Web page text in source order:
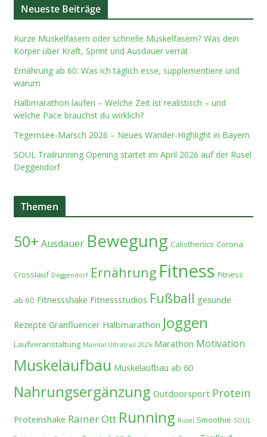
Neueste Beiträge
Kurze Muskelfasern oder schnelle Muskelfasern? Was dein
Körper über Kraft, Sprint und Ausdauer verrät
Ernährung ab 60: Was ich täglich esse, supplementiere und
warum
Halbmarathon laufen – Welche Zeit ist realistisch – und
welche Pace brauchst du wirklich?
Tegernsee-Marsch 2026 – Neues Wander-Highlight in Bayern
SOUL Trailrunning Opening startet im April 2026 auf der Rusel
Deggendorf
Themen
50+ Ausdauer Bewegung Calisthenics Corona
Crosslauf Deggendorf Ernährung Fitness Fitness
ab 60 Fitnessshake Fitnessstudios Fußball gesunde
Rezepte Granfluencer Halbmarathon Joggen
Laufveranstaltung Maintal Ultratrail 2026 Marathon Motivation
Muskelaufbau Muskelaufbau ab 60
Nahrungsergänzung Outdoorsport Protein
Proteinshake Rainer Ott Running Rusel Smoothie SOUL